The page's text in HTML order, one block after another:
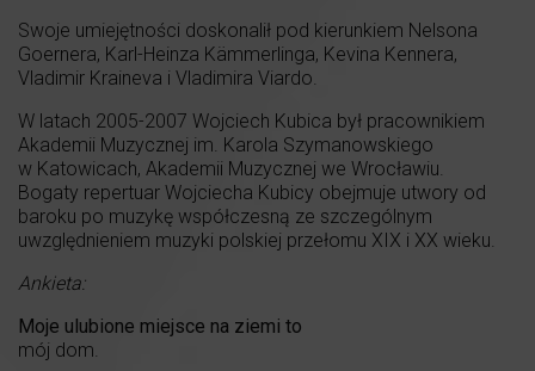
Swoje umiejętności doskonalił pod kierunkiem Nelsona
Goernera, Karl-Heinza Kämmerlinga, Kevina Kennera,
Vladimir Kraineva i Vladimira Viardo.
W latach 2005-2007 Wojciech Kubica był pracownikiem
Akademii Muzycznej im. Karola Szymanowskiego
w Katowicach, Akademii Muzycznej we Wrocławiu.
Bogaty repertuar Wojciecha Kubicy obejmuje utwory od
baroku po muzykę współczesną ze szczególnym
uwzględnieniem muzyki polskiej przełomu XIX i XX wieku.
Ankieta:
Moje ulubione miejsce na ziemi to
mój dom.